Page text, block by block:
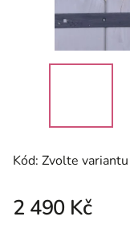
Kód: Zvolte variantu
2 490 Kč